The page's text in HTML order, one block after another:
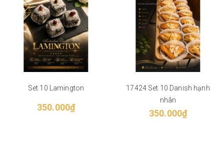
Set 10 Lamington
350.000₫
17424 Set 10 Danish hạnh
nhân
350.000₫